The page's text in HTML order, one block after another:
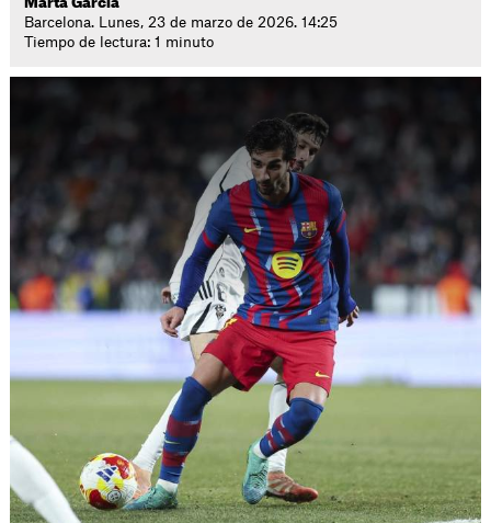
Marta García
Barcelona. Lunes, 23 de marzo de 2026. 14:25
Tiempo de lectura: 1 minuto